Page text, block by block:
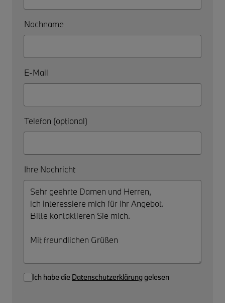
Nachname
E-Mail
Telefon (optional)
Ihre Nachricht
Ich habe die Datenschutzerklärung gelesen